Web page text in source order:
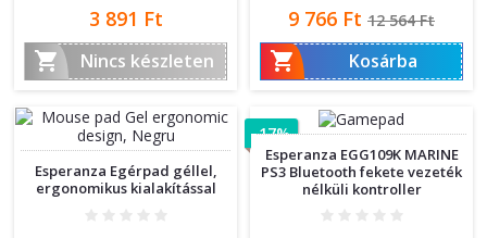
Ár
3 891 Ft

Nincs készleten
Ár
9 766 Ft Normál
ár
12 564 Ft
 Kosárba
Esperanza Egérpad géllel,
ergonomikus kialakítással
Esperanza EGG109K MARINE
PS3 Bluetooth fekete vezeték
nélküli kontroller
-17%